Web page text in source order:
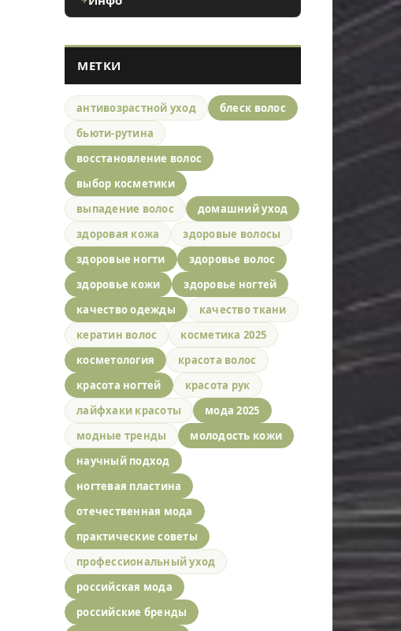
МЕТКИ
антивозрастной уход
блеск волос
бьюти-рутина
восстановление волос
выбор косметики
выпадение волос
домашний уход
здоровая кожа
здоровые волосы
здоровые ногти
здоровье волос
здоровье кожи
здоровье ногтей
качество одежды
качество ткани
кератин волос
косметика 2025
косметология
красота волос
красота ногтей
красота рук
лайфхаки красоты
мода 2025
модные тренды
молодость кожи
научный подход
ногтевая пластина
отечественная мода
практические советы
профессиональный уход
российская мода
российские бренды